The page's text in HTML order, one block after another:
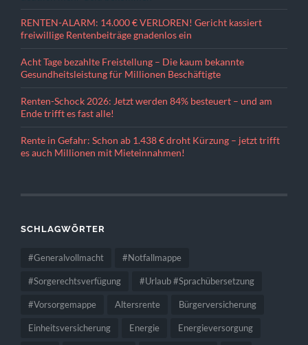
RENTEN-ALARM: 14.000 € VERLOREN! Gericht kassiert
freiwillige Rentenbeiträge gnadenlos ein
Acht Tage bezahlte Freistellung – Die kaum bekannte
Gesundheitsleistung für Millionen Beschäftigte
Renten-Schock 2026: Jetzt werden 84% besteuert – und am
Ende trifft es fast alle!
Rente in Gefahr: Schon ab 1.438 € droht Kürzung – jetzt trifft
es auch Millionen mit Mieteinnahmen!
SCHLAGWÖRTER
#Generalvollmacht #Notfallmappe
#Sorgerechtsverfügung #Urlaub #Sprachübersetzung
#Vorsorgemappe Altersrente Bürgerversicherung
Einheitsversicherung Energie Energieversorgung